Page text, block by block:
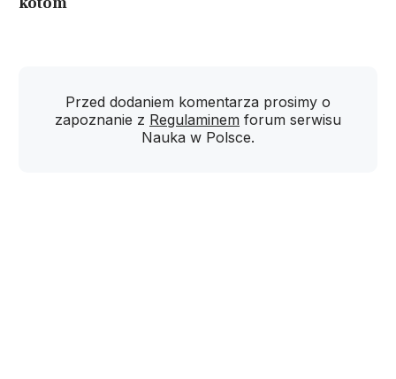
Przed dodaniem komentarza prosimy o
zapoznanie z Regulaminem forum serwisu
Nauka w Polsce.